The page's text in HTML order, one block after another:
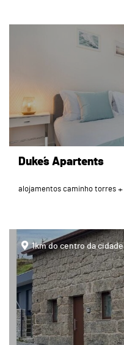
Duke´s Apartents
alojamentos caminho torres
page
1km do centro da cidade